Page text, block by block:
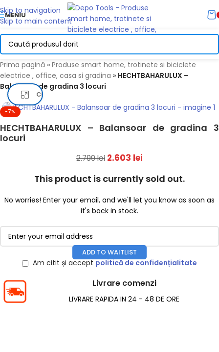
Skip to navigation
Skip to main content
MENIU
Prima pagină » Produse smart home, trotinete si biciclete
electrice , office, casa si gradina » HECHTBAHARULUX –
Balansoar de gradina 3 locuri
-7%
Click pentru a mari
HECHTBAHARULUX – Balansoar de gradina 3
locuri
2.799lei 2.603 lei
This product is currently sold out.
No worries! Enter your email, and we'll let you know as soon as
it's back in stock.
ADD TO WAITLIST
Am citit și accept politică de confidențialitate
Livrare comenzi
LIVRARE RAPIDA IN 24 - 48 DE ORE